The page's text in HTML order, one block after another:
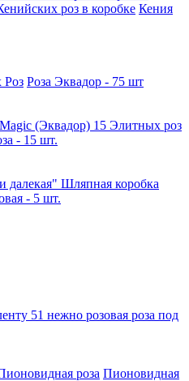
роз в коробке Кения
Роз Роза Эквадор - 75 шт
15 Элитных роз
- 15 шт.
Шляпная коробка
- 5 шт.
51 нежно розовая роза под
роза Пионовидная